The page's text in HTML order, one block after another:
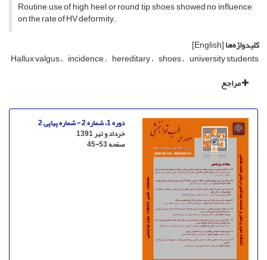
Routine use of high heel or round tip shoes showed no influence
on the rate of HV deformity.
کلیدواژه‌ها[English]
Hallux valgus incidence hereditary shoes university students
مراجع
دوره 1، شماره 2 - شماره پیاپی 2
خرداد و تیر 1391
صفحه45-53